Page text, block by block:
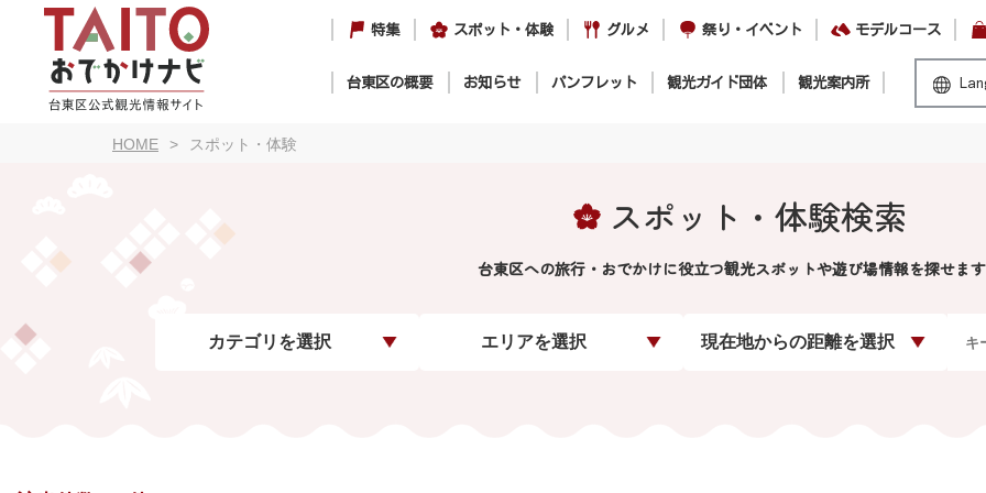
特集 スポット・体験 グルメ 祭り・イベント モデルコース
台東区の概要 お知らせ パンフレット 観光ガイド団体 観光案内所
HOME スポット・体験
スポット・体験検索
台東区への旅行・おでかけに役立つ観光スポットや遊び場情報を探せま
カテゴリを選択 エリアを選択 現在地からの距離を選択